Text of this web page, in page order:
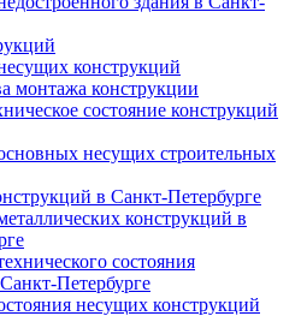
конструкций
монтажа конструкции
состояние конструкций
несущих строительных
в Санкт-Петербурге
конструкций в
состояния
Петербурге
несущих конструкций